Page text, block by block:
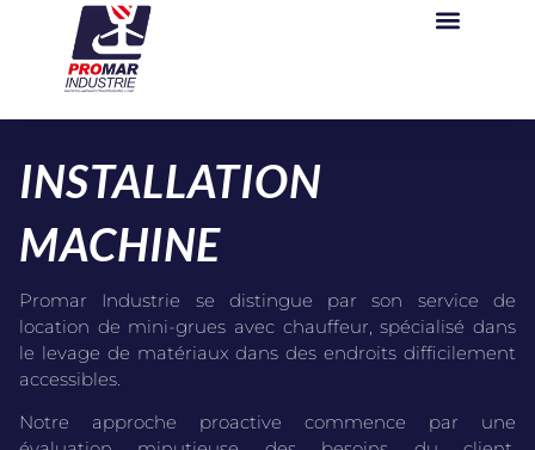
INSTALLATION
MACHINE
Promar Industrie se distingue par son service de
location de mini-grues avec chauffeur, spécialisé dans
le levage de matériaux dans des endroits difficilement
accessibles.
Notre approche proactive commence par une